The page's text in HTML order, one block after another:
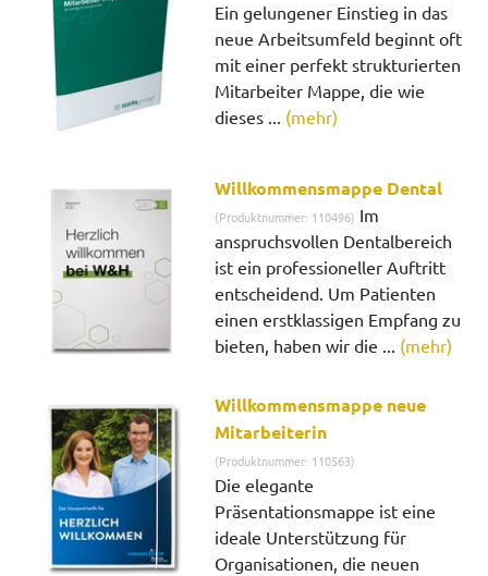
Ein gelungener Einstieg in das
neue Arbeitsumfeld beginnt oft
mit einer perfekt strukturierten
Mitarbeiter Mappe, die wie
dieses ... (mehr)
Willkommensmappe Dental
(Produktnummer: 110496) Im
anspruchsvollen Dentalbereich
ist ein professioneller Auftritt
entscheidend. Um Patienten
einen erstklassigen Empfang zu
bieten, haben wir die ... (mehr)
Willkommensmappe neue
Mitarbeiterin
(Produktnummer: 110563)
Die elegante
Präsentationsmappe ist eine
ideale Unterstützung für
Organisationen, die neuen